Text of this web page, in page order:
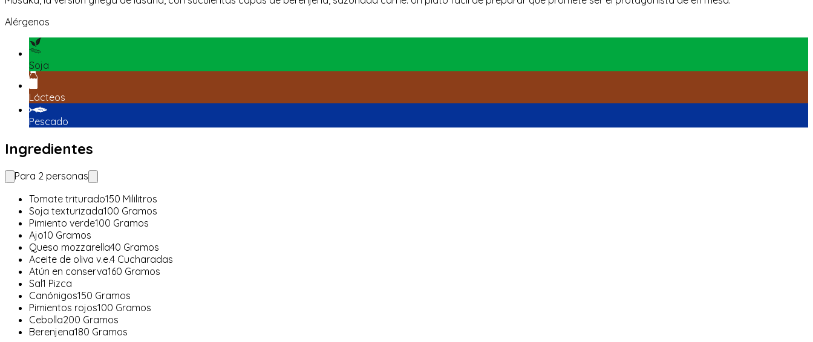
Alérgenos
Soja
Lácteos
Pescado
Ingredientes
Para 2 personas
Tomate triturado150 Mililitros
Soja texturizada100 Gramos
Pimiento verde100 Gramos
Ajo10 Gramos
Queso mozzarella40 Gramos
Aceite de oliva v.e.4 Cucharadas
Atún en conserva160 Gramos
Sal1 Pizca
Canónigos150 Gramos
Pimientos rojos100 Gramos
Cebolla200 Gramos
Berenjena180 Gramos